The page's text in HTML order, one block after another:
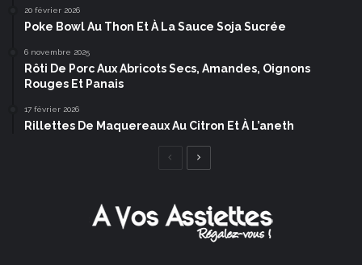
20 février 2026
Poke Bowl Au Thon Et À La Sauce Soja Sucrée
6 novembre 2025
Rôti De Porc Aux Abricots Secs, Amandes, Oignons
Rouges Et Panais
17 février 2026
Rillettes De Maquereaux Au Citron Et À L’aneth
Page